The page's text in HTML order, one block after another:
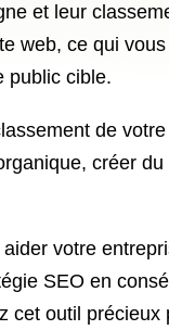
et leur
web, ce qui
public cible.
de
créer du
votre
SEO en
cet outil précieux